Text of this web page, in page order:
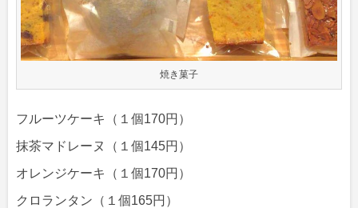
焼き菓子
フルーツケーキ（１個170円）
抹茶マドレーヌ（１個145円）
オレンジケーキ（１個170円）
クロランタン（１個165円）